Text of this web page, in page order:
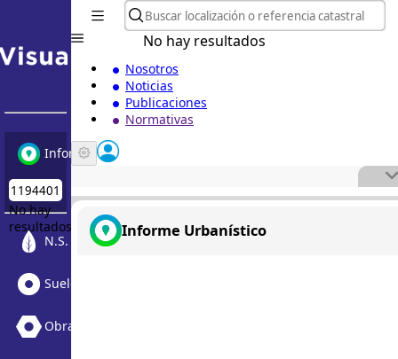
Informe Urbanístico
No hay
resultados
N.S. Medioambiental
Suelo Vacante + Obras
Obras
No hay resultados
Nosotros
Noticias
Publicaciones
Normativas
Informe Urbanístico